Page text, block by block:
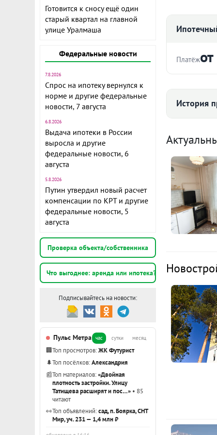
Готовится к сносу ещё один
старый квартал на главной
улице Уралмаша
Федеральные новости
7.8.2026
Спрос на ипотеку вернулся к
норме и другие федеральные
новости, 7 августа
6.8.2026
Выдача ипотеки в России
выросла и другие
федеральные новости, 6
августа
5.8.2026
Путин утвердил новый расчет
компенсации по КРТ и другие
федеральные новости, 5
августа
Проверка объекта/собственника
Что выгоднее: аренда или ипотека?
Подписывайтесь на новости:
Пульс Метра час сутки месяц
🏢Топ просмотров:ЖК Футурист
🌲Топ посёлков:Александрия
📰Топ материалов:«Двойная
плотность застройки. Улицу
Татищева расширят и пос…» • 85
читают
👀Топ объявлений:сад, п. Боярка, СНТ
Мир, уч. 231 — 1,4 млн ₽
комнаты,
ДВОР:
-
парковка.
ДОМ:
- 1980 г.
время года
КВАРТИРА:
В одной
Во второй
- Кухня 7,3
- Соседи
- В шаговой
аптеки
- Детские
- До
маршрутов,
Платёж
Расчёт по
История
84
I
Показать